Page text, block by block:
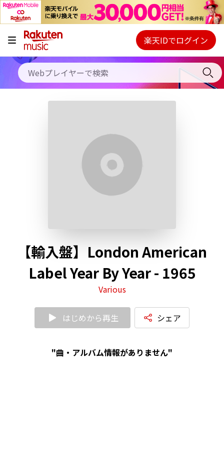
キャンペーン
料金プラン
使い方
Webプレイヤー
ご契約内容の確認・変更
楽天IDでログイン
【輸入盤】London American
Label Year By Year - 1965
Various
はじめから再生 シェア
"曲・アルバム情報がありません"